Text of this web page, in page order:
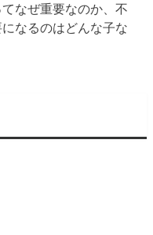
なぜ重要なのか、不
なるのはどんな子な